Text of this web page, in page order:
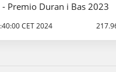
- Premio Duran i Bas 2023
CET 2024